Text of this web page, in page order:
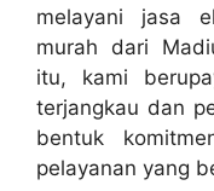
melayani jasa
murah dari
itu, kami
terjangkau dan
bentuk
pelayanan yang